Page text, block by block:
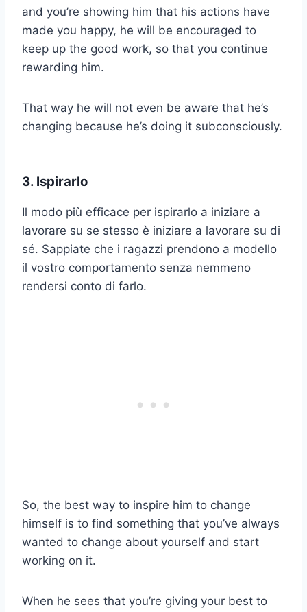
and you’re showing him that his actions have
made you happy, he will be encouraged to
keep up the good work, so that you continue
rewarding him.
That way he will not even be aware that he’s
changing because he’s doing it subconsciously.
3. Ispirarlo
Il modo più efficace per ispirarlo a iniziare a
lavorare su se stesso è iniziare a lavorare su di
sé. Sappiate che i ragazzi prendono a modello
il vostro comportamento senza nemmeno
rendersi conto di farlo.
So, the best way to inspire him to change
himself is to find something that you’ve always
wanted to change about yourself and start
working on it.
When he sees that you’re giving your best to